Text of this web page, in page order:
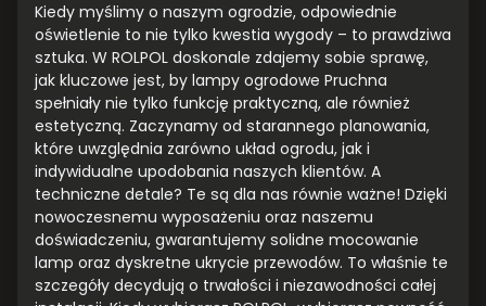
Kiedy myślimy o naszym ogrodzie, odpowiednie
oświetlenie to nie tylko kwestia wygody – to prawdziwa
sztuka. W ROLPOL doskonale zdajemy sobie sprawę,
jak kluczowe jest, by lampy ogrodowe Pruchna
spełniały nie tylko funkcję praktyczną, ale również
estetyczną. Zaczynamy od starannego planowania,
które uwzględnia zarówno układ ogrodu, jak i
indywidualne upodobania naszych klientów. A
techniczne detale? Te są dla nas równie ważne! Dzięki
nowoczesnemu wyposażeniu oraz naszemu
doświadczeniu, gwarantujemy solidne mocowanie
lamp oraz dyskretne ukrycie przewodów. To właśnie te
szczegóły decydują o trwałości i niezawodności całej